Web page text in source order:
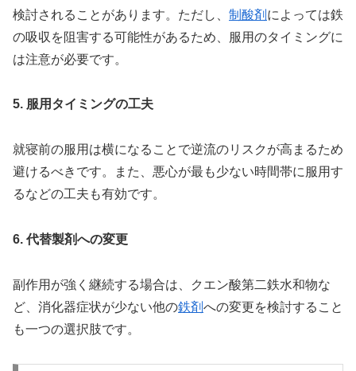
検討されることがあります。ただし、 制酸剤 によっては鉄
の吸収を阻害する可能性があるため、服用のタイミングに
は注意が必要です。
5. 服用タイミングの工夫
就寝前の服用は横になることで逆流のリスクが高まるため
避けるべきです。また、悪心が最も少ない時間帯に服用す
るなどの工夫も有効です。
6. 代替製剤への変更
副作用が強く継続する場合は、クエン酸第二鉄水和物な
ど、消化器症状が少ない他の鉄剤への変更を検討すること
も一つの選択肢です。